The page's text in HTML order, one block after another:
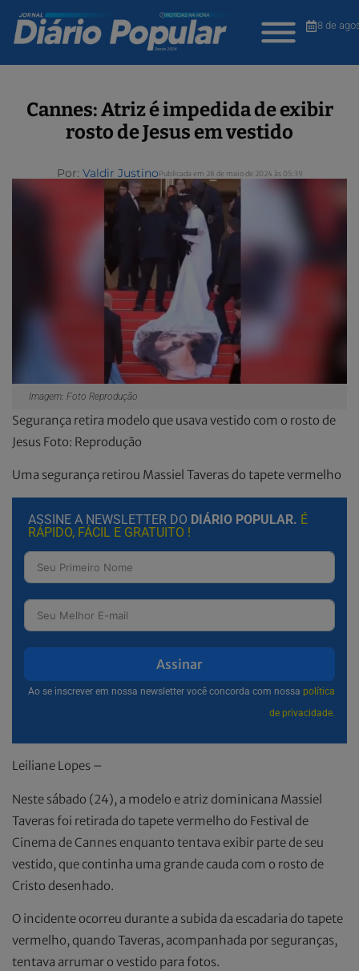
8 de
Cannes: Atriz é impedida de exibir
rosto de Jesus em vestido
Por: Valdir JustinoPublicada em 28 de maio de 2024 às 05:39
Imagem: Foto Reprodução
Segurança retira modelo que usava vestido com o rosto de
Jesus Foto: Reprodução
Uma segurança retirou Massiel Taveras do tapete vermelho
ASSINE A NEWSLETTER DO DIÁRIO POPULAR. É
RÁPIDO, FÁCIL E GRATUITO !
Assinar
Ao se inscrever em nossa newsletter você concorda com nossa política
de privacidade.
Leiliane Lopes –
Neste sábado (24), a modelo e atriz dominicana Massiel
Taveras foi retirada do tapete vermelho do Festival de
Cinema de Cannes enquanto tentava exibir parte de seu
vestido, que continha uma grande cauda com o rosto de
Cristo desenhado.
O incidente ocorreu durante a subida da escadaria do tapete
vermelho, quando Taveras, acompanhada por seguranças,
tentava arrumar o vestido para fotos.